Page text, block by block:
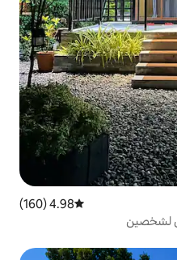
مراجعات